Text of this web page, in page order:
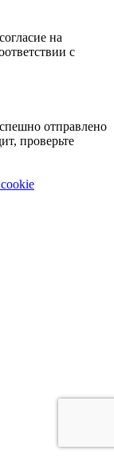
на
с
отправлено
проверьте